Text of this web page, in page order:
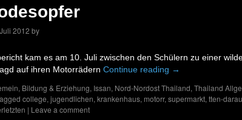
2012 by
kam es am 10. Juli zwischen den Schülern zu einer
auf ihren Motorrädern Continue reading →
, Bildung & Erziehung, Issan, Nord-Nordost Thailand, Thailand
college, jugendlichen, krankenhaus, motorr, supermarkt, tten-
| Leave a comment